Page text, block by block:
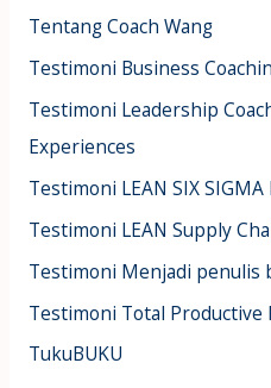
Tentang Coach Wang
Testimoni Business
Testimoni Leadership
Experiences
Testimoni LEAN SIX
Testimoni LEAN Supply
Testimoni Menjadi penulis
Testimoni Total Productive
TukuBUKU